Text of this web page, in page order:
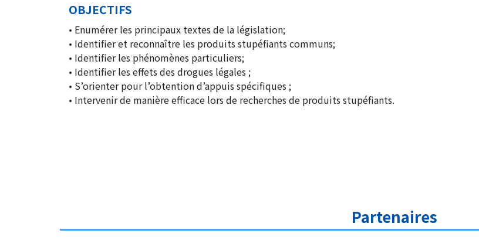
OBJECTIFS
• Enumérer les principaux textes de la législation;
• Identifier et reconnaître les produits stupéfiants communs;
• Identifier les phénomènes particuliers;
• Identifier les effets des drogues légales ;
• S’orienter pour l’obtention d’appuis spécifiques ;
• Intervenir de manière efficace lors de recherches de produits stupéfiants.
Partenaires